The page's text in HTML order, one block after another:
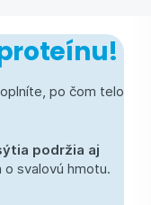
po čom telo
podržia aj
o svalovú hmotu.